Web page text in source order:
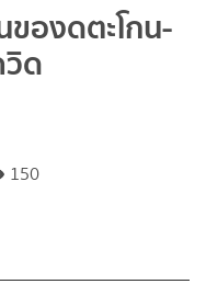
องดตะโกน-
ด
150